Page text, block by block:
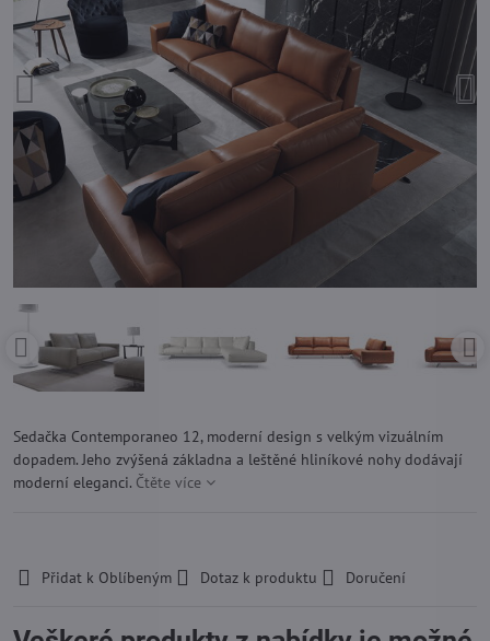
Sedačka Contemporaneo 12, moderní design s velkým vizuálním
dopadem. Jeho zvýšená základna a leštěné hliníkové nohy dodávají
moderní eleganci. Čtěte více
Přidat k Oblíbeným
Dotaz k produktu Doručení